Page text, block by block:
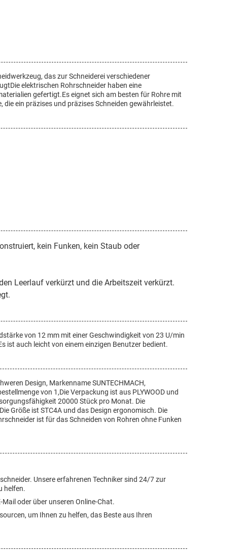
das zur Schneiderei verschiedener
elektrischen Rohrschneider haben eine
gefertigt.Es eignet sich am besten für Rohre mit
ein präzises und präzises Schneiden gewährleistet.
kein Funken, kein Staub oder
Leerlauf verkürzt und die Arbeitszeit verkürzt.
von 12 mm mit einer Geschwindigkeit von 23 U/min
ist auch leicht von einem einzigen Benutzer bedient.
Design, Markenname SUNTECHMACH,
von 1,Die Verpackung ist aus PLYWOOD und
20000 Stück pro Monat. Die
Größe ist STC4A und das Design ergonomisch. Die
ist für das Schneiden von Rohren ohne Funken
Unsere erfahrenen Techniker sind 24/7 zur
helfen.
oder über unseren Online-Chat.
um Ihnen zu helfen, das Beste aus Ihren